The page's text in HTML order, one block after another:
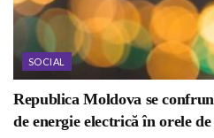
SOCIAL
Republica Moldova se
de energie electrică în orele